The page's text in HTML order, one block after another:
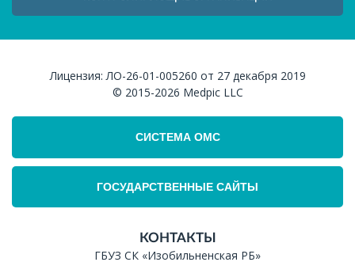
Лицензия:ЛО-26-01-005260 от 27 декабря 2019
© 2015-2026 Medpic LLC
СИСТЕМА ОМС
ГОСУДАРСТВЕННЫЕ САЙТЫ
КОНТАКТЫ
ГБУЗ СК «Изобильненская РБ»